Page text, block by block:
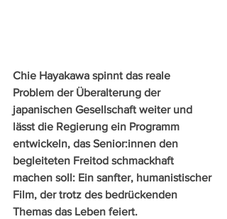
Chie Hayakawa spinnt das reale
Problem der Überalterung der
japanischen Gesellschaft weiter und
lässt die Regierung ein Programm
entwickeln, das Senior:innen den
begleiteten Freitod schmackhaft
machen soll: Ein sanfter, humanistischer
Film, der trotz des bedrückenden
Themas das Leben feiert.